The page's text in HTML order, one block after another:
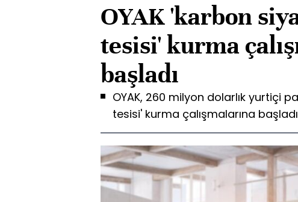
OYAK 'karbon
tesisi' kurma
başladı
OYAK, 260 milyon dolarlık yurtiçi
tesisi' kurma çalışmalarına başladı